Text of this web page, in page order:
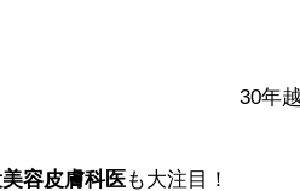
30年
容皮膚科医も大注目！